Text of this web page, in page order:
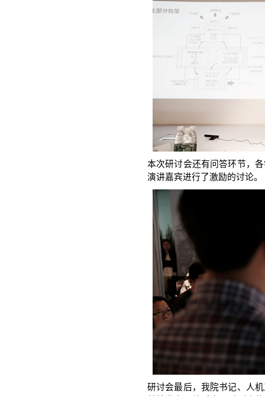
本次研讨会还有问答环节，
演讲嘉宾进行了激励的讨论。
研讨会最后，我院书记、人